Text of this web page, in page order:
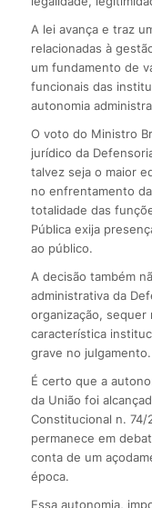
A lei avança e traz
relacionadas à
um fundamento de
funcionais das
autonomia
O voto do Ministro
jurídico da
talvez seja o maior
no enfrentamento
totalidade das
Pública exija
ao público.
A decisão também
administrativa da
organização, sequer
característica
grave no julgamento.
É certo que a
da União foi
Constitucional n. 74/
permanece em
conta de um
época.
Essa autonomia,